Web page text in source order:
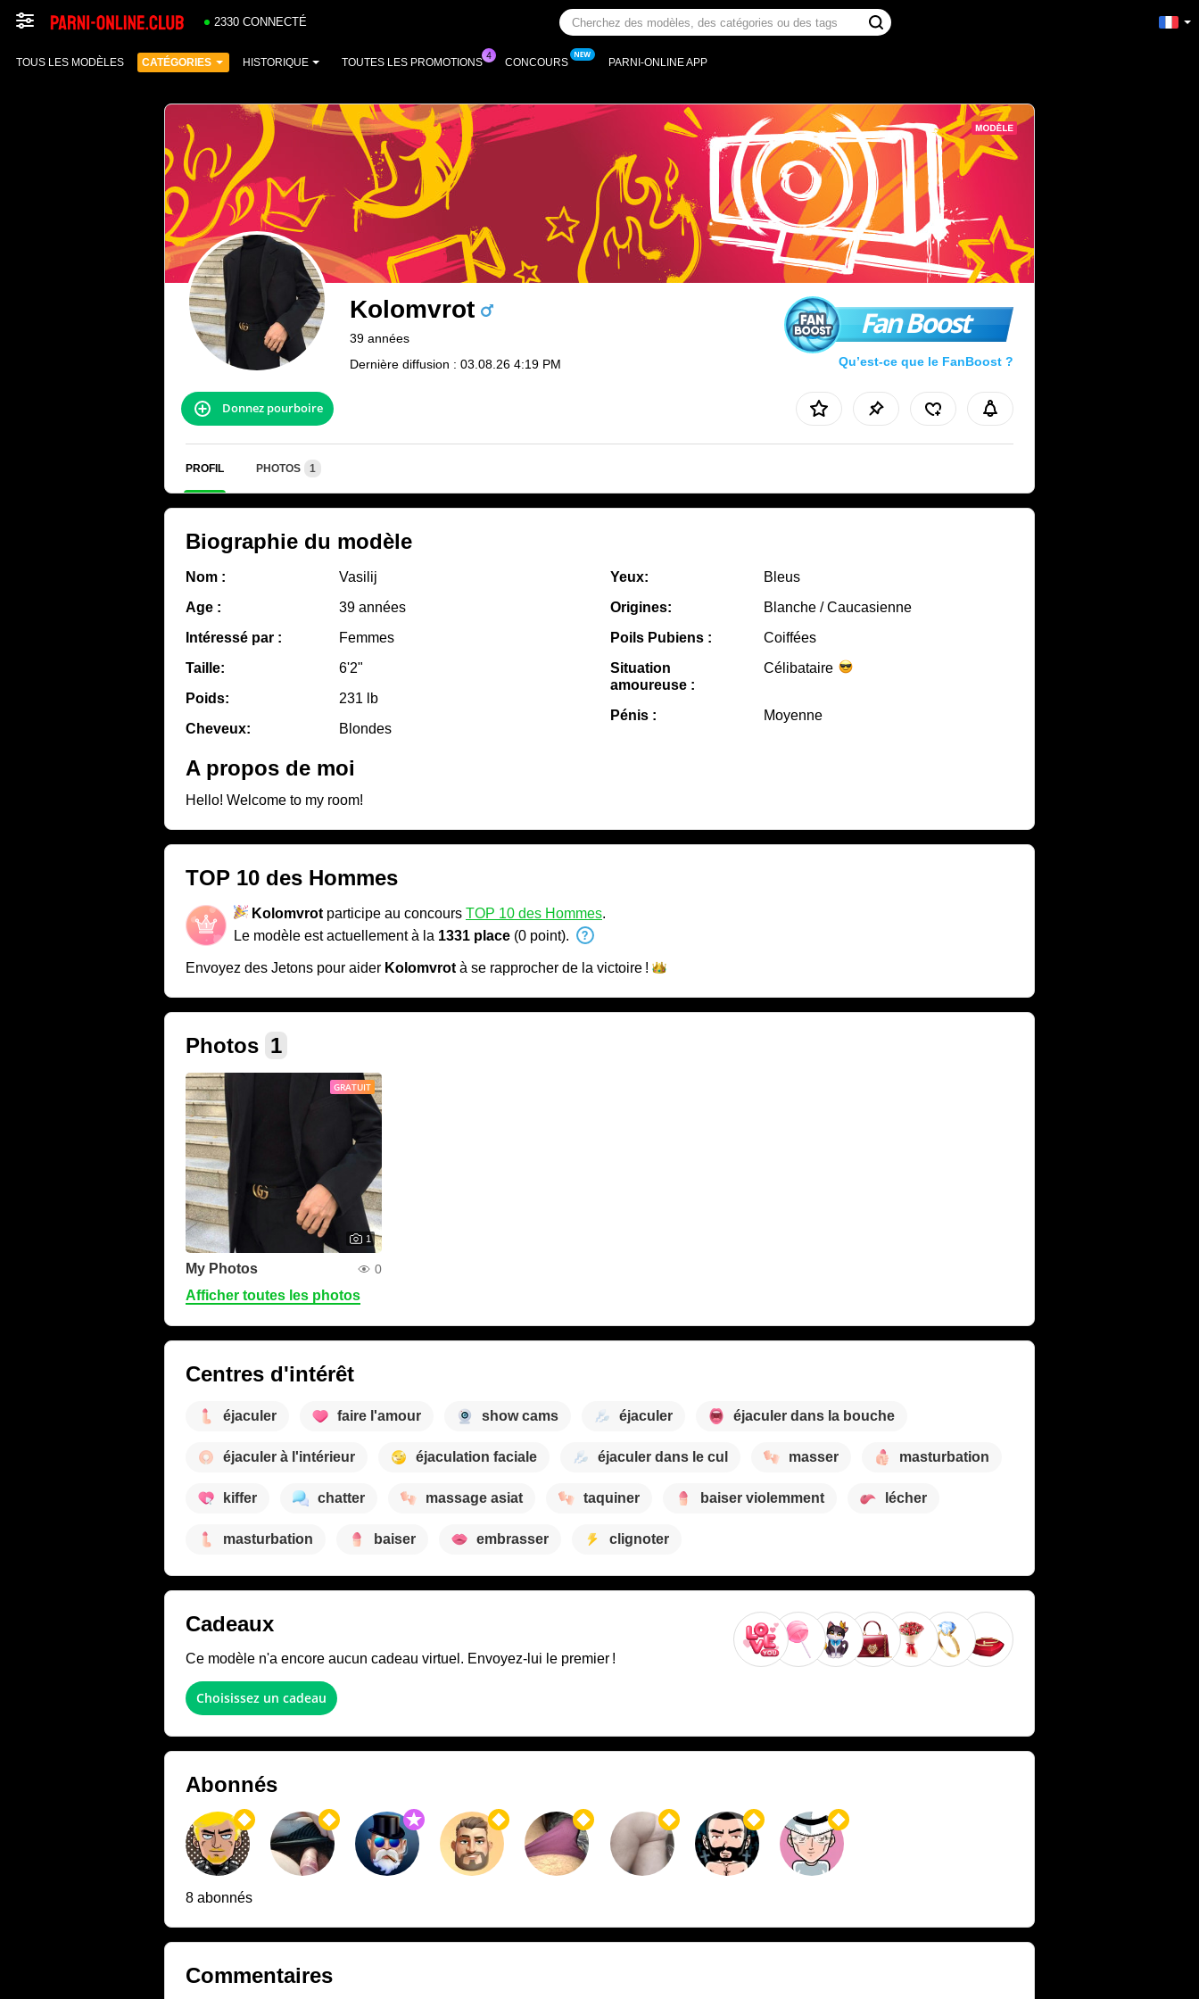
2330 CONNECTÉ
TOUS LES MODÈLES CATÉGORIES HISTORIQUE TOUTES LES PROMOTIONS CONCOURS PARNI-ONLINE APP
Kolomvrot
39 années
Dernière diffusion : 03.08.26 4:19 PM
Fan Boost
Qu’est-ce que le FanBoost ?
Donnez pourboire
PROFIL PHOTOS 1
Biographie du modèle
Nom :
Vasilij
Age :
39 années
Intéressé par :
Femmes
Taille:
6'2"
Poids:
231 lb
Cheveux:
Blondes
Yeux:
Bleus
Origines:
Blanche / Caucasienne
Poils Pubiens :
Coiffées
Situation
amoureuse :
Célibataire
Pénis : Moyenne
A propos de moi
Hello! Welcome to my room!
TOP 10 des Hommes
Kolomvrot participe au concours TOP 10 des Hommes.
Le modèle est actuellement à la 1331 place (0 point).
Envoyez des Jetons pour aider Kolomvrot à se rapprocher de la victoire !
Photos 1
GRATUIT
1
My Photos 0
Afficher toutes les photos
Centres d'intérêt
éjaculer faire l'amour show cams éjaculer éjaculer dans la bouche
éjaculer à l'intérieur éjaculation faciale éjaculer dans le cul masser masturbation
kiffer chatter massage asiat taquiner baiser violemment lécher
masturbation baiser embrasser clignoter
Cadeaux
Ce modèle n'a encore aucun cadeau virtuel. Envoyez-lui le premier !
Choisissez un cadeau
Abonnés
8 abonnés
Commentaires